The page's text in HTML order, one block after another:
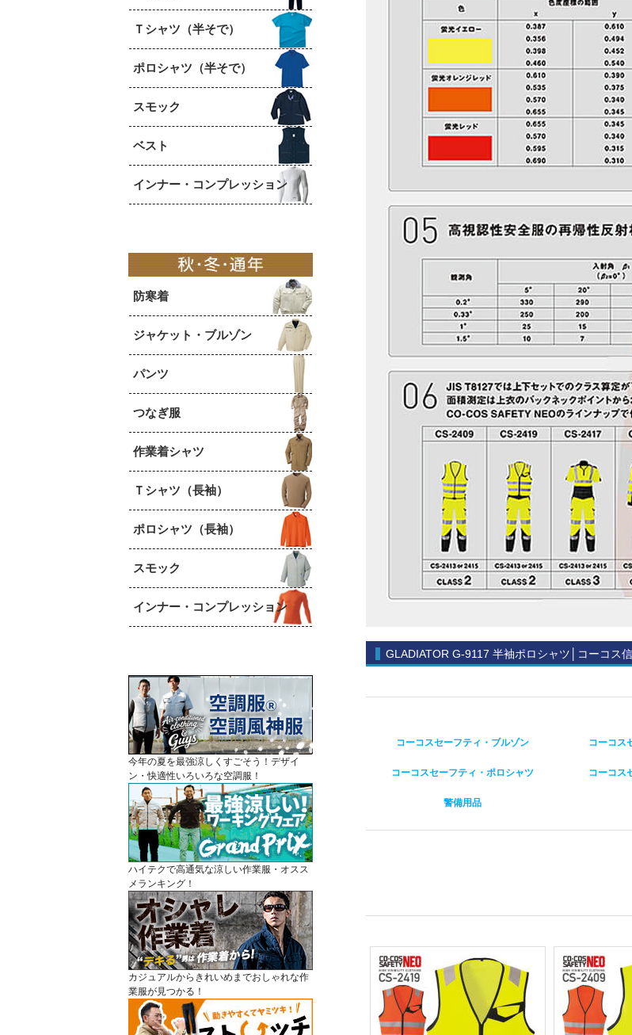
Ｔシャツ（半そで）
ポロシャツ（半そで）
スモック
ベスト
インナー・コンプレッション
防寒着
ジャケット・ブルゾン
パンツ
つなぎ服
作業着シャツ
Ｔシャツ（長袖）
ポロシャツ（長袖）
スモック
インナー・コンプレッション
今年の夏を最強涼しくすごそう！デザイ
ン・快適性いろいろな空調服！
ハイテクで高通気な涼しい作業服・オスス
メランキング！
カジュアルからきれいめまでおしゃれな作
業服が見つかる！
GLADIATOR G-9117 半袖ポロシャツ│コーコス信
コーコスセーフティ・ブルゾン コーコス
コーコスセーフティ・ポロシャツ コーコス
警備用品